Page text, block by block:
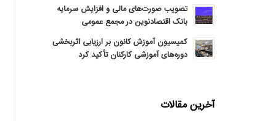
تصویب صورت‌های مالی و افزایش سرمایه
بانک اقتصادنوین در مجمع عمومی
کمیسیون آموزش کانون بر ارزیابی اثربخشی
دوره‌های آموزشی کارکنان تأکید کرد
آخرین مقالات